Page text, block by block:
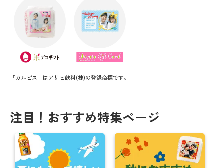
「カルピス」はアサヒ飲料(株)の登録商標です。
注目！おすすめ特集ページ